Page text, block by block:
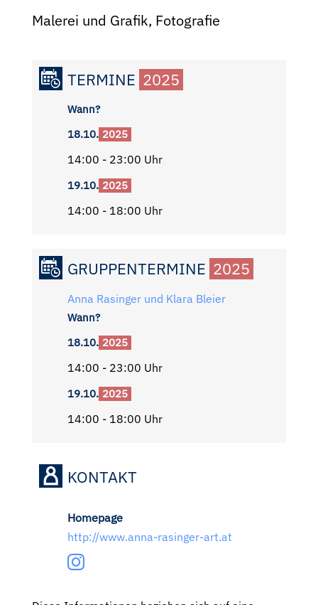
Malerei und Grafik, Fotografie
TERMINE 2025
Wann?
18.10. 2025
14:00 - 23:00 Uhr
19.10. 2025
14:00 - 18:00 Uhr
GRUPPENTERMINE 2025
Anna Rasinger und Klara Bleier
Wann?
18.10. 2025
14:00 - 23:00 Uhr
19.10. 2025
14:00 - 18:00 Uhr
KONTAKT
Homepage
http://www.anna-rasinger-art.at